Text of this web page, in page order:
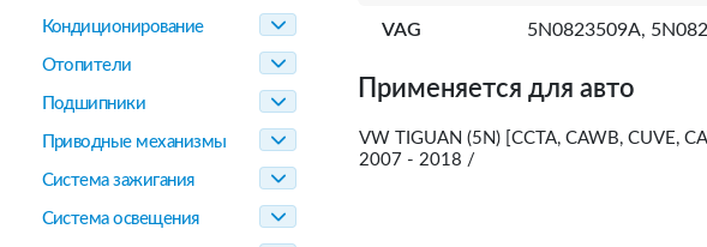
Кондиционирование
Отопители
Подшипники
Приводные механизмы
Система зажигания
Система освещения
VAG 5N0823509A,
Применяется для авто
VW TIGUAN (5N) [CCTA, CAWB, CUVE,
2007 - 2018 /